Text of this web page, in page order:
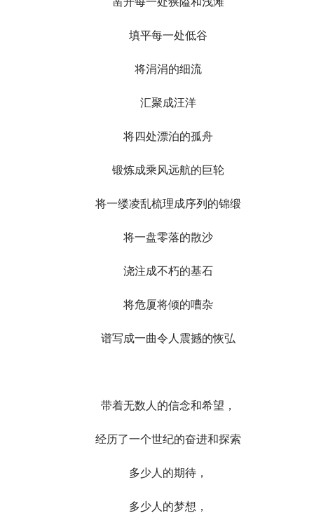
填平每一处低谷
将涓涓的细流
汇聚成汪洋
将四处漂泊的孤舟
锻炼成乘风远航的巨轮
将一缕凌乱梳理成序列的锦缎
将一盘零落的散沙
浇注成不朽的基石
将危厦将倾的嘈杂
谱写成一曲令人震撼的恢弘
带着无数人的信念和希望，
经历了一个世纪的奋进和探索
多少人的期待，
多少人的梦想，